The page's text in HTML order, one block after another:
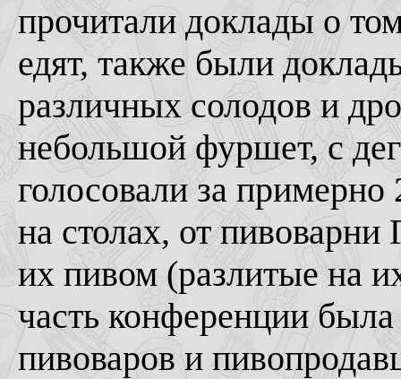
прочитали доклады о
едят, также были
различных солодов и
небольшой фуршет, с
голосовали за
на столах, от пивоварни
их пивом (разлитые на
часть конференции
пивоваров и